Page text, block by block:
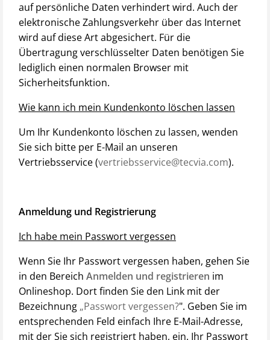
auf persönliche Daten verhindert wird. Auch der
elektronische Zahlungsverkehr über das Internet
wird auf diese Art abgesichert. Für die
Übertragung verschlüsselter Daten benötigen Sie
lediglich einen normalen Browser mit
Sicherheitsfunktion.
Wie kann ich mein Kundenkonto löschen lassen
Um Ihr Kundenkonto löschen zu lassen, wenden
Sie sich bitte per E-Mail an unseren
Vertriebsservice (vertriebsservice@tecvia.com).
Anmeldung und Registrierung
Ich habe mein Passwort vergessen
Wenn Sie Ihr Passwort vergessen haben, gehen Sie
in den Bereich Anmelden und registrieren im
Onlineshop. Dort finden Sie den Link mit der
Bezeichnung „Passwort vergessen?". Geben Sie im
entsprechenden Feld einfach Ihre E-Mail-Adresse,
mit der Sie sich registriert haben, ein. Ihr Passwort